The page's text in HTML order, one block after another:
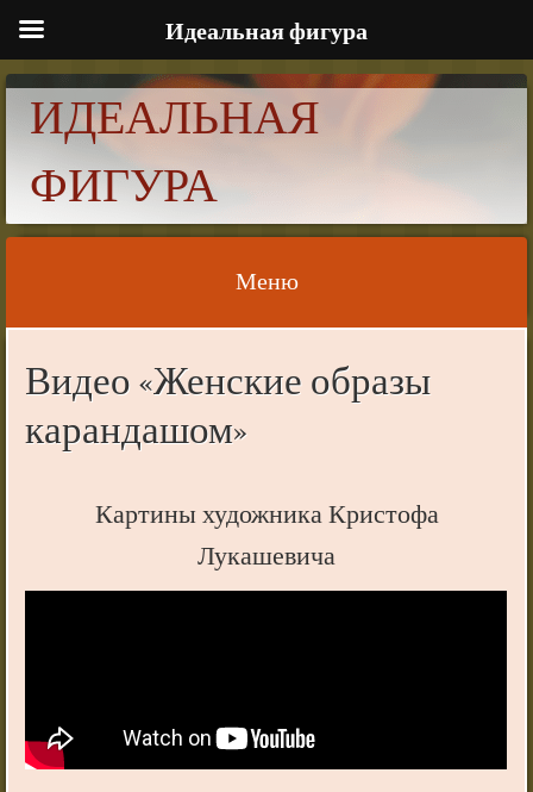
ИДЕАЛЬНАЯ
ФИГУРА
Меню
Видео «Женские образы
карандашом»
Картины художника Кристофа
Лукашевича
Идеальная фигура